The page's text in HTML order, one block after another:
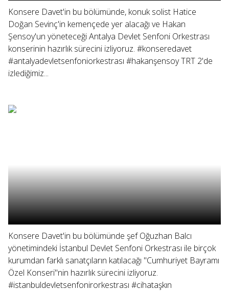
Konsere Davet'in bu bölümünde, konuk solist Hatice
Doğan Sevinç'in kemençede yer alacağı ve Hakan
Şensoy'un yöneteceği Antalya Devlet Senfoni Orkestrası
konserinin hazırlık sürecini izliyoruz. #konseredavet
#antalyadevletsenfoniorkestrası #hakanşensoy TRT 2'de
izlediğimiz...
Konsere Davet'in bu bölümünde şef Oğuzhan Balcı
yönetimindeki İstanbul Devlet Senfoni Orkestrası ile birçok
kurumdan farklı sanatçıların katılacağı "Cumhuriyet Bayramı
Özel Konseri"nin hazırlık sürecini izliyoruz.
#istanbuldevletsenfonirorkestrası #cihataşkın